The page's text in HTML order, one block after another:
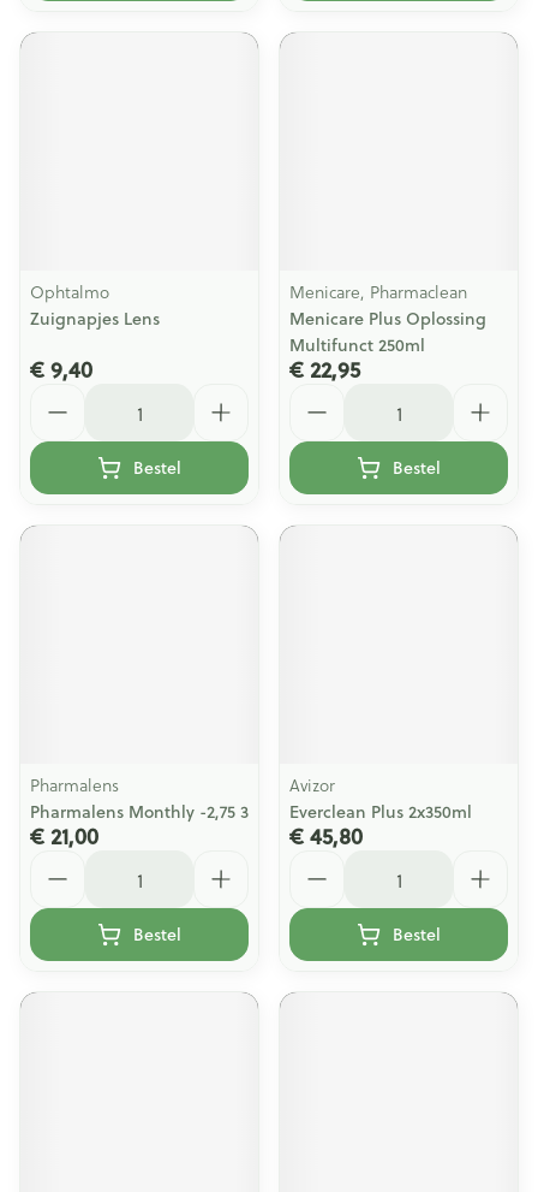
Ophtalmo
Zuignapjes Lens
€ 9,40
Bestel
Menicare, Pharmaclean
Menicare Plus Oplossing
Multifunct 250ml
€ 22,95
Bestel
Pharmalens
Pharmalens Monthly -2,75 3
€ 21,00
Bestel
Avizor
Everclean Plus 2x350ml
€ 45,80
Bestel